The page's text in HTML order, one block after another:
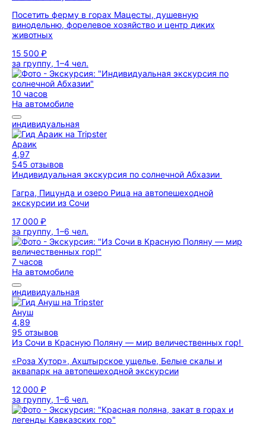
Посетить ферму в горах Мацесты, душевную
винодельню, форелевое хозяйство и центр диких
животных
15 500 ₽
за группу, 1–4 чел.
10 часов
На автомобиле
индивидуальная
Араик
4,97
545 отзывов
Индивидуальная экскурсия по солнечной Абхазии
Гагра, Пицунда и озеро Рица на автопешеходной
экскурсии из Сочи
17 000 ₽
за группу, 1–6 чел.
7 часов
На автомобиле
индивидуальная
Ануш
4,89
95 отзывов
Из Сочи в Красную Поляну — мир величественных гор!
«Роза Хутор», Ахштырское ущелье, Белые скалы и
аквапарк на автопешеходной экскурсии
12 000 ₽
за группу, 1–6 чел.